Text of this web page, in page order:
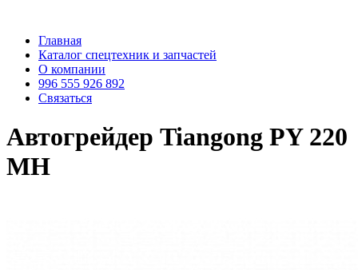
Главная
Каталог спецтехник и запчастей
О компании
996 555 926 892
Связаться
Автогрейдер Tiangong PY 220
МH